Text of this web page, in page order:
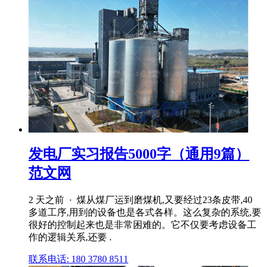
发电厂实习报告5000字（通用9篇）
范文网
2 天之前 · 煤从煤厂运到磨煤机,又要经过23条皮带,40
多道工序,用到的设备也是各式各样。这么复杂的系统,要
很好的控制起来也是非常困难的。它不仅要考虑设备工
作的逻辑关系,还要 .
联系电话: 180 3780 8511